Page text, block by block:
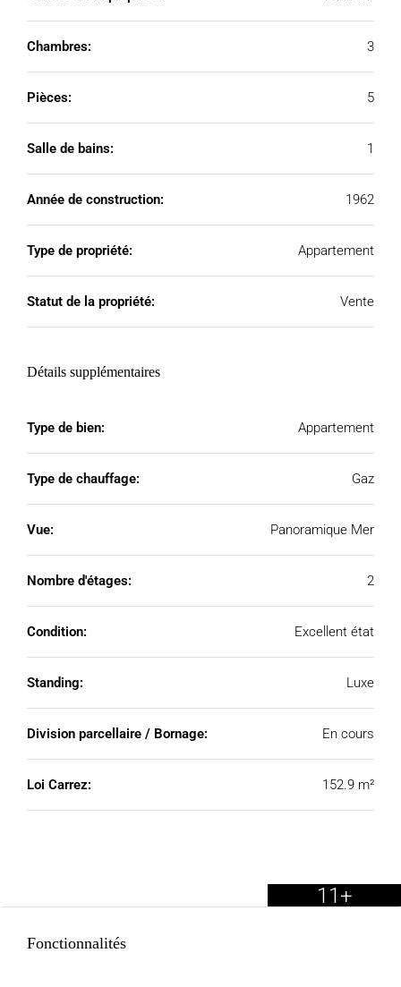
Chambres: 3
Pièces: 5
Salle de bains: 1
Année de construction: 1962
Type de propriété: Appartement
Statut de la propriété: Vente
Détails supplémentaires
Type de bien: Appartement
Type de chauffage: Gaz
Vue: Panoramique Mer
Nombre d'étages: 2
Condition: Excellent état
Standing: Luxe
Division parcellaire / Bornage: En cours
Loi Carrez: 152.9 m²
11+
Fonctionnalités